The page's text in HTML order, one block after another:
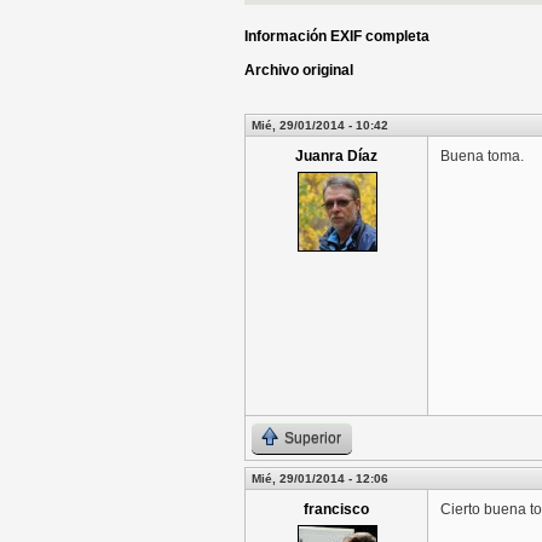
Información EXIF completa
Archivo original
Mié, 29/01/2014 - 10:42
Juanra Díaz Buena toma.
Superior
Mié, 29/01/2014 - 12:06
francisco Cierto buena